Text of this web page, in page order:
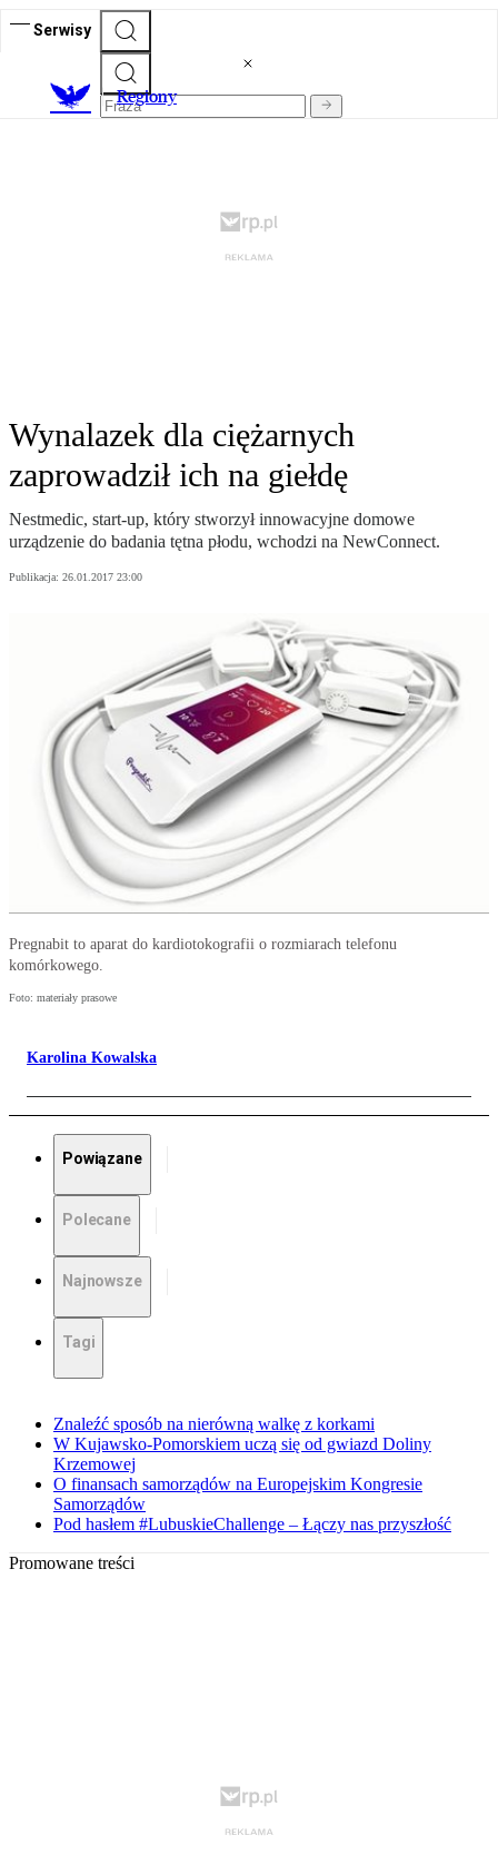
Serwisy
Regiony
Wynalazek dla ciężarnych
zaprowadził ich na giełdę
Nestmedic, start-up, który stworzył innowacyjne domowe
urządzenie do badania tętna płodu, wchodzi na NewConnect.
Publikacja: 26.01.2017 23:00
Pregnabit to aparat do kardiotokografii o rozmiarach telefonu
komórkowego.
Foto: materiały prasowe
Karolina Kowalska
Powiązane
Polecane
Najnowsze
Tagi
Znaleźć sposób na nierówną walkę z korkami
W Kujawsko-Pomorskiem uczą się od gwiazd Doliny
Krzemowej
O finansach samorządów na Europejskim Kongresie
Samorządów
Pod hasłem #LubuskieChallenge – Łączy nas przyszłość
Promowane treści